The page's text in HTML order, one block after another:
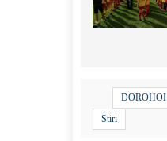
DOROHOI
Stiri